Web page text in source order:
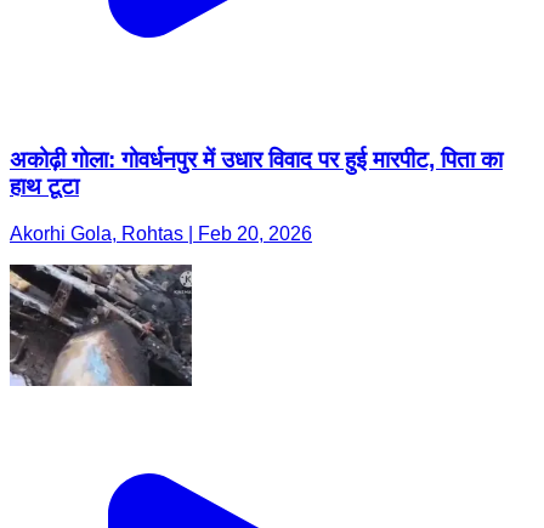
अकोढ़ी गोला: गोवर्धनपुर में उधार विवाद पर हुई मारपीट, पिता का
हाथ टूटा
Akorhi Gola, Rohtas | Feb 20, 2026